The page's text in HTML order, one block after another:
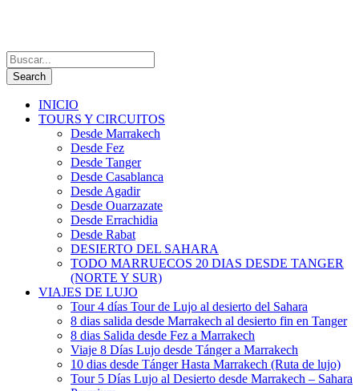
INICIO
TOURS Y CIRCUITOS
Desde Marrakech
Desde Fez
Desde Tanger
Desde Casablanca
Desde Agadir
Desde Ouarzazate
Desde Errachidia
Desde Rabat
DESIERTO DEL SAHARA
TODO MARRUECOS 20 DIAS DESDE TANGER
(NORTE Y SUR)
VIAJES DE LUJO
Tour 4 días Tour de Lujo al desierto del Sahara
8 dias salida desde Marrakech al desierto fin en Tanger
8 dias Salida desde Fez a Marrakech
Viaje 8 Días Lujo desde Tánger a Marrakech
10 dias desde Tánger Hasta Marrakech (Ruta de lujo)
Tour 5 Días Lujo al Desierto desde Marrakech – Sahara